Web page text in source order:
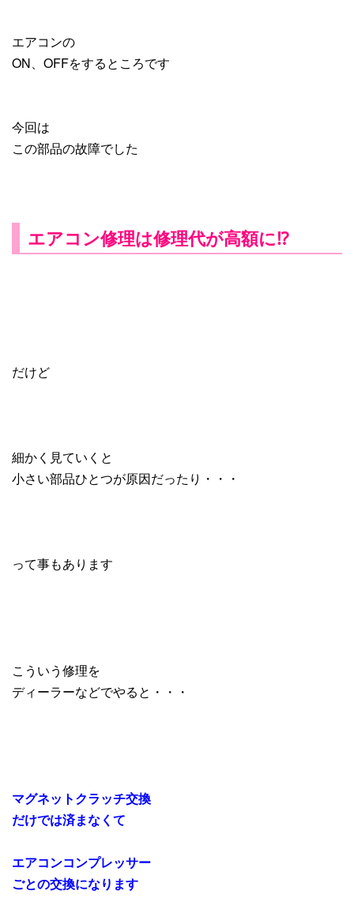
エアコンの
ON、OFFをするところです
今回は
この部品の故障でした
エアコン修理は修理代が高額に⁉︎
だけど
細かく見ていくと
小さい部品ひとつが原因だったり・・・
って事もあります
こういう修理を
ディーラーなどでやると・・・
マグネットクラッチ交換
だけでは済まなくて
エアコンコンプレッサー
ごとの交換になります